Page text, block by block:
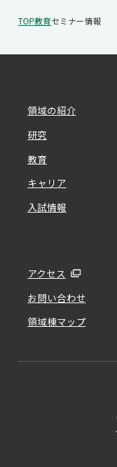
TOP教育セミナー情報
領域の紹介
研究
教育
キャリア
入試情報
アクセス
お問い合わせ
領域棟マップ